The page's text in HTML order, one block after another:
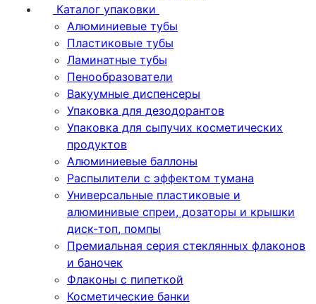
Каталог упаковки
Алюминиевые тубы
Пластиковые тубы
Ламинатные тубы
Пенообразователи
Вакуумные диспенсеры
Упаковка для дезодорантов
Упаковка для сыпучих косметических
продуктов
Алюминиевые баллоны
Распылители с эффектом тумана
Универсальные пластиковые и
алюминивые спреи, дозаторы и крышки
диск-топ, помпы
Премиальная серия стеклянных флаконов
и баночек
Флаконы с пипеткой
Косметические банки